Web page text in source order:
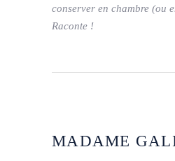
conserver en chambre (ou
Raconte !
MADAME